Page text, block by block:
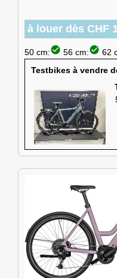
à louer dès CHF
50 cm:check_circle 56 cm:check_circle 62
Testbikes à vendre